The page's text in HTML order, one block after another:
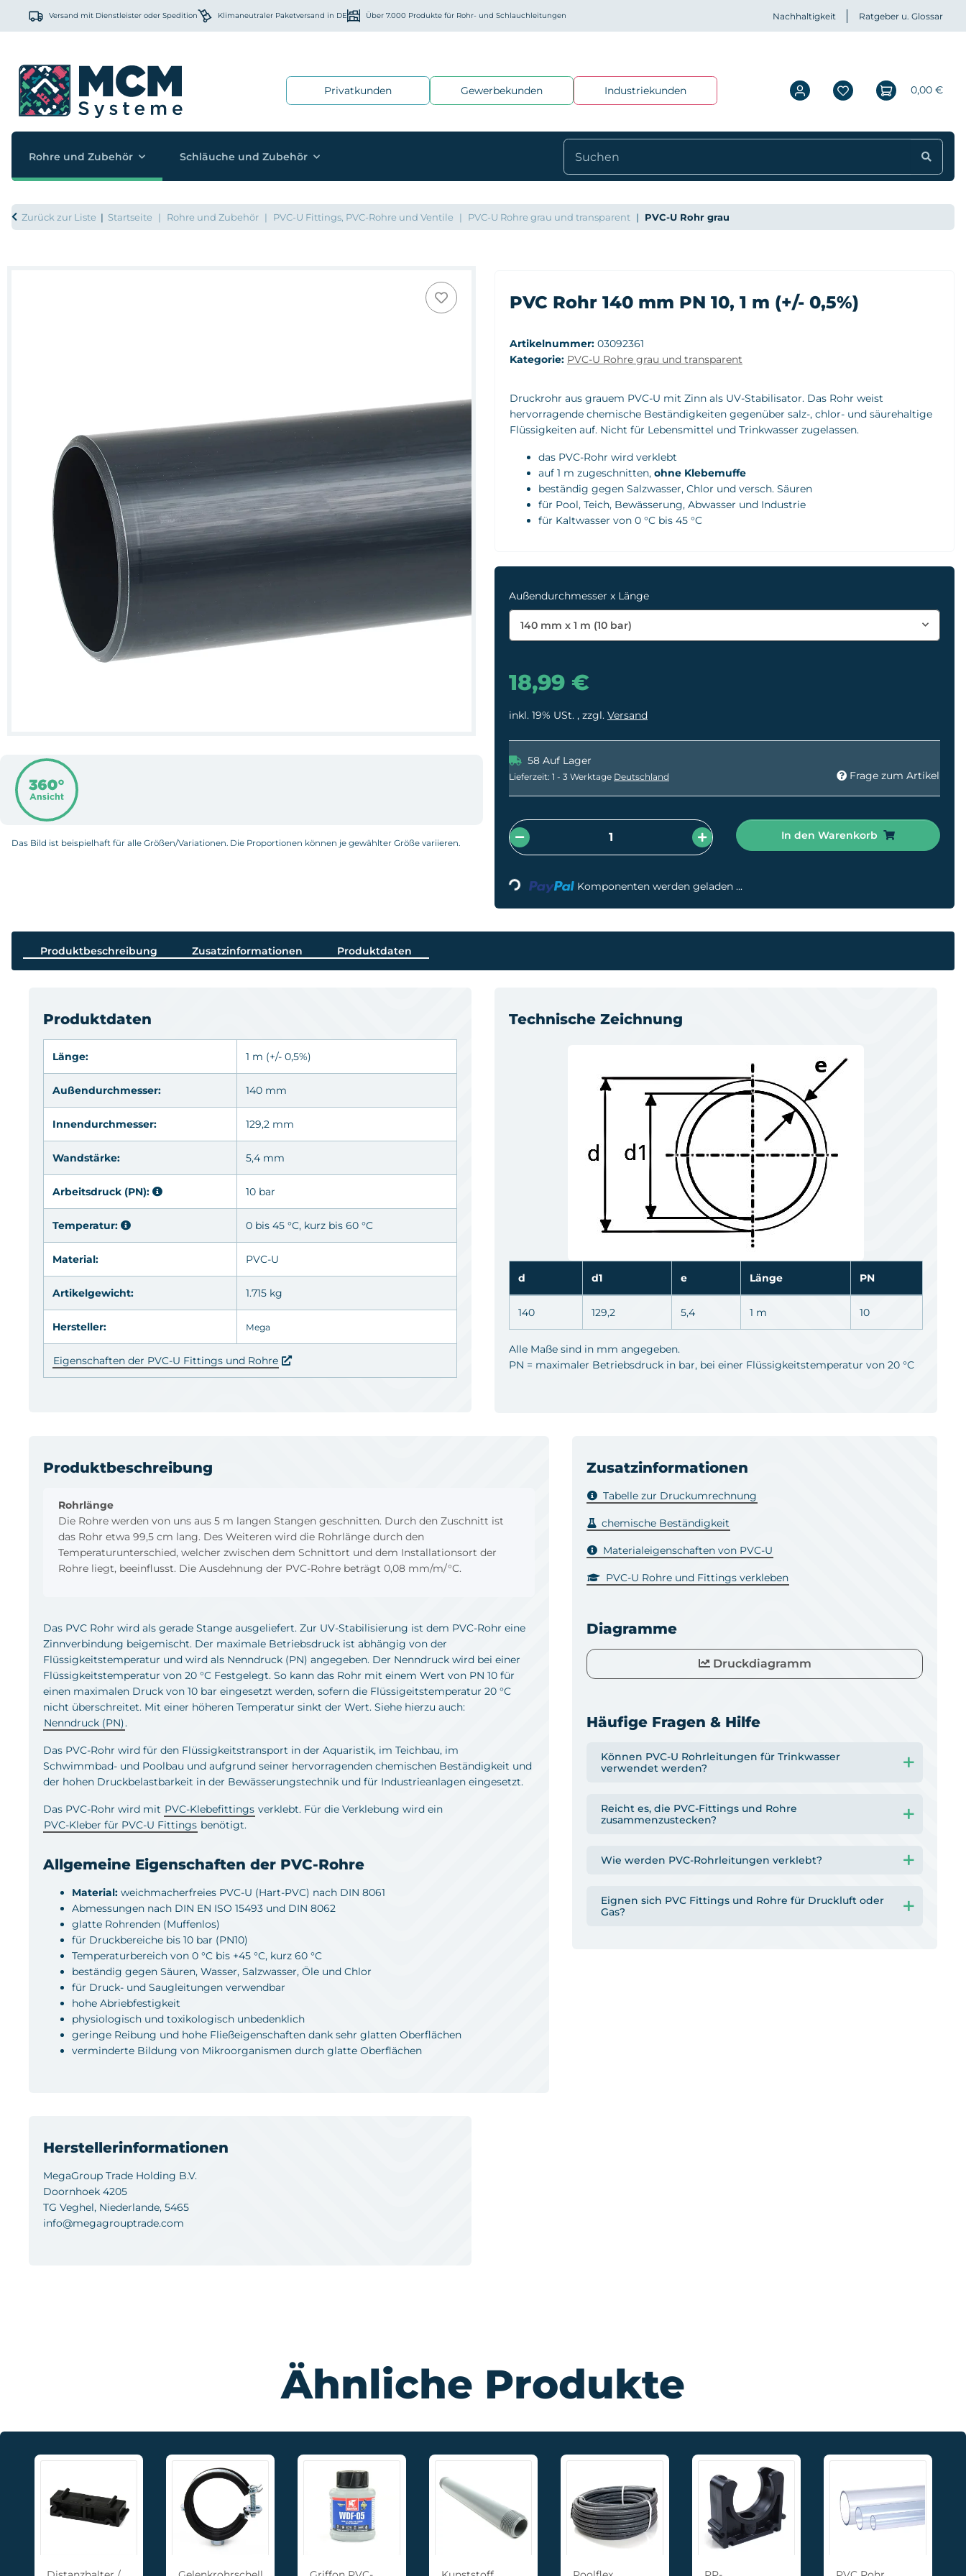
Versand mit Dienstleister oder Spedition Klimaneutraler Paketversand in DE Über 7.000 Produkte für Rohr- und Schlauchleitungen Nachhaltigkeit Ratgeber u. Glossar
Privatkunden Gewerbekunden Industriekunden 0,00 €
Rohre und Zubehör Schläuche und Zubehör
Zurück zur Liste Startseite Rohre und Zubehör PVC-U Fittings, PVC-Rohre und Ventile PVC-U Rohre grau und transparent PVC-U Rohr grau
Das Bild ist beispielhaft für alle Größen/Variationen. Die Proportionen können je gewählter Größe variieren.
PVC Rohr 140 mm PN 10, 1 m (+/- 0,5%)
Artikelnummer: 03092361
Kategorie: PVC-U Rohre grau und transparent
Druckrohr aus grauem PVC-U mit Zinn als UV-Stabilisator. Das Rohr weist
hervorragende chemische Beständigkeiten gegenüber salz-, chlor- und säurehaltige
Flüssigkeiten auf. Nicht für Lebensmittel und Trinkwasser zugelassen.
das PVC-Rohr wird verklebt
auf 1 m zugeschnitten, ohne Klebemuffe
beständig gegen Salzwasser, Chlor und versch. Säuren
für Pool, Teich, Bewässerung, Abwasser und Industrie
für Kaltwasser von 0 °C bis 45 °C
Außendurchmesser x Länge
140 mm x 1 m (10 bar)
18,99 €
inkl. 19% USt. , zzgl. Versand
58 Auf Lager
Lieferzeit: 1 - 3 Werktage Deutschland Frage zum Artikel
In den Warenkorb
Loading... Komponenten werden geladen ...
Produktbeschreibung Zusatzinformationen Produktdaten
Produktbeschreibung
Rohrlänge
Die Rohre werden von uns aus 5 m langen Stangen geschnitten. Durch den Zuschnitt ist
das Rohr etwa 99,5 cm lang. Des Weiteren wird die Rohrlänge durch den
Temperaturunterschied, welcher zwischen dem Schnittort und dem Installationsort der
Rohre liegt, beeinflusst. Die Ausdehnung der PVC-Rohre beträgt 0,08 mm/m/°C.
Das PVC Rohr wird als gerade Stange ausgeliefert. Zur UV-Stabilisierung ist dem PVC-Rohr eine
Zinnverbindung beigemischt. Der maximale Betriebsdruck ist abhängig von der
Flüssigkeitstemperatur und wird als Nenndruck (PN) angegeben. Der Nenndruck wird bei einer
Flüssigkeitstemperatur von 20 °C Festgelegt. So kann das Rohr mit einem Wert von PN 10 für
einen maximalen Druck von 10 bar eingesetzt werden, sofern die Flüssigeitstemperatur 20 °C
nicht überschreitet. Mit einer höheren Temperatur sinkt der Wert. Siehe hierzu auch:
Nenndruck (PN).
Das PVC-Rohr wird für den Flüssigkeitstransport in der Aquaristik, im Teichbau, im
Schwimmbad- und Poolbau und aufgrund seiner hervorragenden chemischen Beständigkeit und
der hohen Druckbelastbarkeit in der Bewässerungstechnik und für Industrieanlagen eingesetzt.
Das PVC-Rohr wird mit PVC-Klebefittings verklebt. Für die Verklebung wird ein
PVC-Kleber für PVC-U Fittings benötigt.
Allgemeine Eigenschaften der PVC-Rohre
Material: weichmacherfreies PVC-U (Hart-PVC) nach DIN 8061
Abmessungen nach DIN EN ISO 15493 und DIN 8062
glatte Rohrenden (Muffenlos)
für Druckbereiche bis 10 bar (PN10)
Temperaturbereich von 0 °C bis +45 °C, kurz 60 °C
beständig gegen Säuren, Wasser, Salzwasser, Öle und Chlor
für Druck- und Saugleitungen verwendbar
hohe Abriebfestigkeit
physiologisch und toxikologisch unbedenklich
geringe Reibung und hohe Fließeigenschaften dank sehr glatten Oberflächen
verminderte Bildung von Mikroorganismen durch glatte Oberflächen
Zusatzinformationen
Tabelle zur Druckumrechnung
chemische Beständigkeit
Materialeigenschaften von PVC-U
PVC-U Rohre und Fittings verkleben
Diagramme
Druckdiagramm
Häufige Fragen & Hilfe
Können PVC-U Rohrleitungen für Trinkwasser
verwendet werden?
Reicht es, die PVC-Fittings und Rohre
zusammenzustecken?
Wie werden PVC-Rohrleitungen verklebt?
Eignen sich PVC Fittings und Rohre für Druckluft oder
Gas?
Herstellerinformationen
MegaGroup Trade Holding B.V.
Doornhoek 4205
TG Veghel, Niederlande, 5465
info@megagrouptrade.com
Produktdaten
Länge: 1 m (+/- 0,5%)
Außendurchmesser: 140 mm
Innendurchmesser: 129,2 mm
Wandstärke: 5,4 mm
Arbeitsdruck (PN): 10 bar
Temperatur: 0 bis 45 °C, kurz bis 60 °C
Material: PVC-U
Artikelgewicht: 1.715 kg
Hersteller: Mega
Eigenschaften der PVC-U Fittings und Rohre
Technische Zeichnung
d d1 e Länge PN
140 129,2 5,4 1 m 10
Alle Maße sind in mm angegeben.
PN = maximaler Betriebsdruck in bar, bei einer Flüssigkeitstemperatur von 20 °C
Ähnliche Produkte